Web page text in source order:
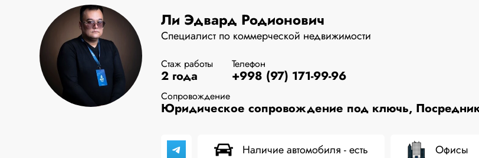
Ли Эдвард Родионович
Специалист по коммерческой недвижимости
Стаж работы
2 года
Телефон
+998 (97) 171-99-96
Сопровождение
Юридическое сопровождение под ключь,
Наличие автомобиля - есть Офисы